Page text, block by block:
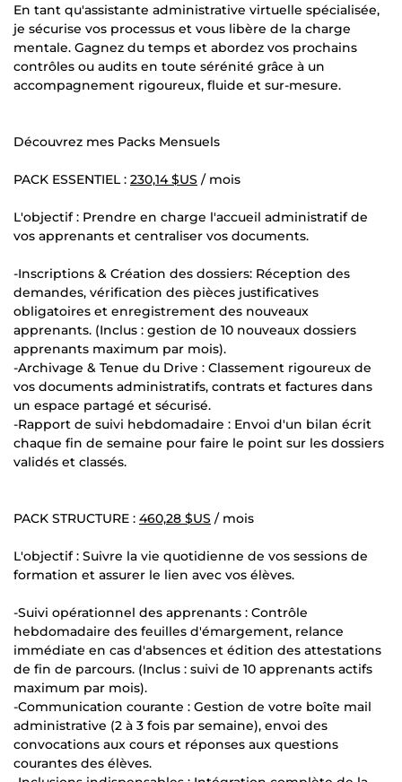
En tant qu'assistante administrative virtuelle spécialisée,
je sécurise vos processus et vous libère de la charge
mentale. Gagnez du temps et abordez vos prochains
contrôles ou audits en toute sérénité grâce à un
accompagnement rigoureux, fluide et sur-mesure.
Découvrez mes Packs Mensuels
PACK ESSENTIEL : 230,14 $US / mois
L'objectif : Prendre en charge l'accueil administratif de
vos apprenants et centraliser vos documents.
-Inscriptions & Création des dossiers: Réception des
demandes, vérification des pièces justificatives
obligatoires et enregistrement des nouveaux
apprenants. (Inclus : gestion de 10 nouveaux dossiers
apprenants maximum par mois).
-Archivage & Tenue du Drive : Classement rigoureux de
vos documents administratifs, contrats et factures dans
un espace partagé et sécurisé.
-Rapport de suivi hebdomadaire : Envoi d'un bilan écrit
chaque fin de semaine pour faire le point sur les dossiers
validés et classés.
PACK STRUCTURE : 460,28 $US / mois
L'objectif : Suivre la vie quotidienne de vos sessions de
formation et assurer le lien avec vos élèves.
-Suivi opérationnel des apprenants : Contrôle
hebdomadaire des feuilles d'émargement, relance
immédiate en cas d'absences et édition des attestations
de fin de parcours. (Inclus : suivi de 10 apprenants actifs
maximum par mois).
-Communication courante : Gestion de votre boîte mail
administrative (2 à 3 fois par semaine), envoi des
convocations aux cours et réponses aux questions
courantes des élèves.